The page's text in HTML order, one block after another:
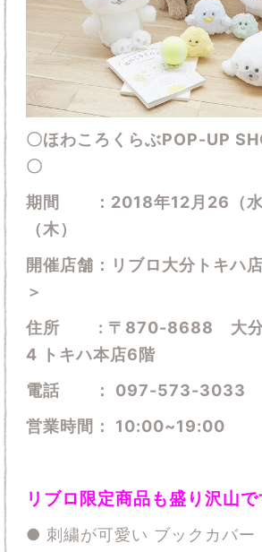
〇ほわころくらぶPOP-UP
〇
期間 ：2018年12月26（水
（木）
開催店舗： リブロ大分トキハ
＞
住所 : 〒870-8688 大分
4 トキハ本店6階
電話 ： 097-573-3033
営業時間： 10:00~19:00
リブロ限定商品も盛り沢山
● 刺繍が可愛い ブックカバー